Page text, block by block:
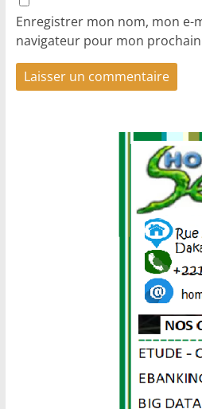
Enregistrer mon nom, mon e-
navigateur pour mon